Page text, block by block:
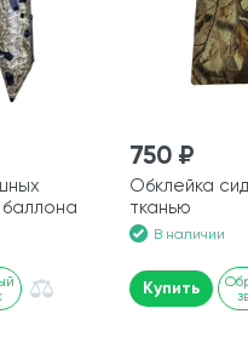
750 ₽
Обклейка
тканью
В наличии
Купить